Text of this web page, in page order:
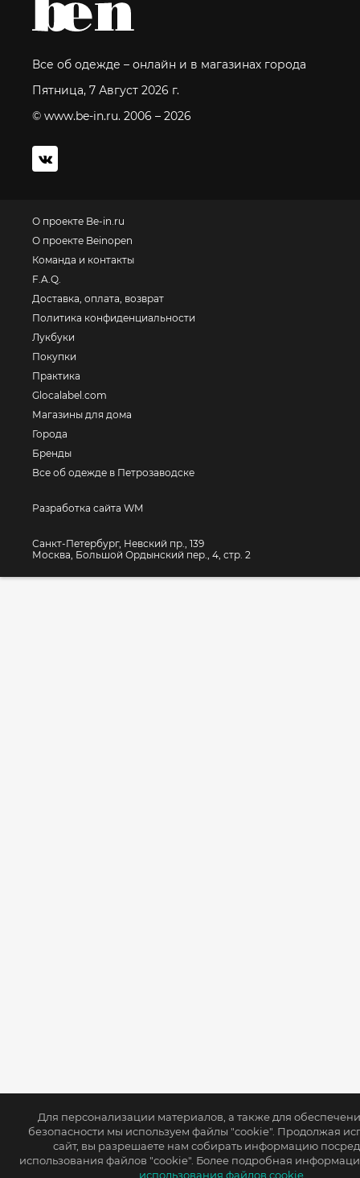
Для персонализации материалов, а также для
безопасности мы используем файлы "cookie". Продолжая
сайт, вы разрешаете нам собирать информацию
использования файлов "cookie". Более подробная
использования файлов cookie.
Все об одежде – онлайн и в магазинах города
Пятница, 7 Август 2026 г.
© www.be-in.ru. 2006 – 2026
О проекте Be-in.ru
О проекте Beinopen
Команда и контакты
F.A.Q.
Доставка, оплата, возврат
Политика конфиденциальности
Лукбуки
Покупки
Практика
Glocalabel.com
Магазины для дома
Города
Бренды
Все об одежде в Петрозаводске
Разработка сайта WM
Санкт-Петербург, Невский пр., 139
Москва, Большой Ордынский пер., 4, стр. 2